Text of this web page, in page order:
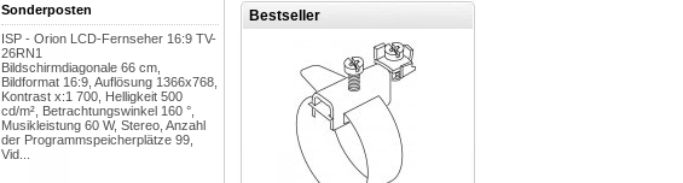
Sonderposten
ISP - Orion LCD-Fernseher 16:9 TV-
26RN1
Bildschirmdiagonale 66 cm,
Bildformat 16:9, Auflösung 1366x768,
Kontrast x:1 700, Helligkeit 500
cd/m², Betrachtungswinkel 160 °,
Musikleistung 60 W, Stereo, Anzahl
der Programmspeicherplätze 99,
Vid...
Bestseller